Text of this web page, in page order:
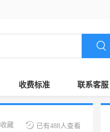
收费标准 联系客服
已有488人查看
收藏